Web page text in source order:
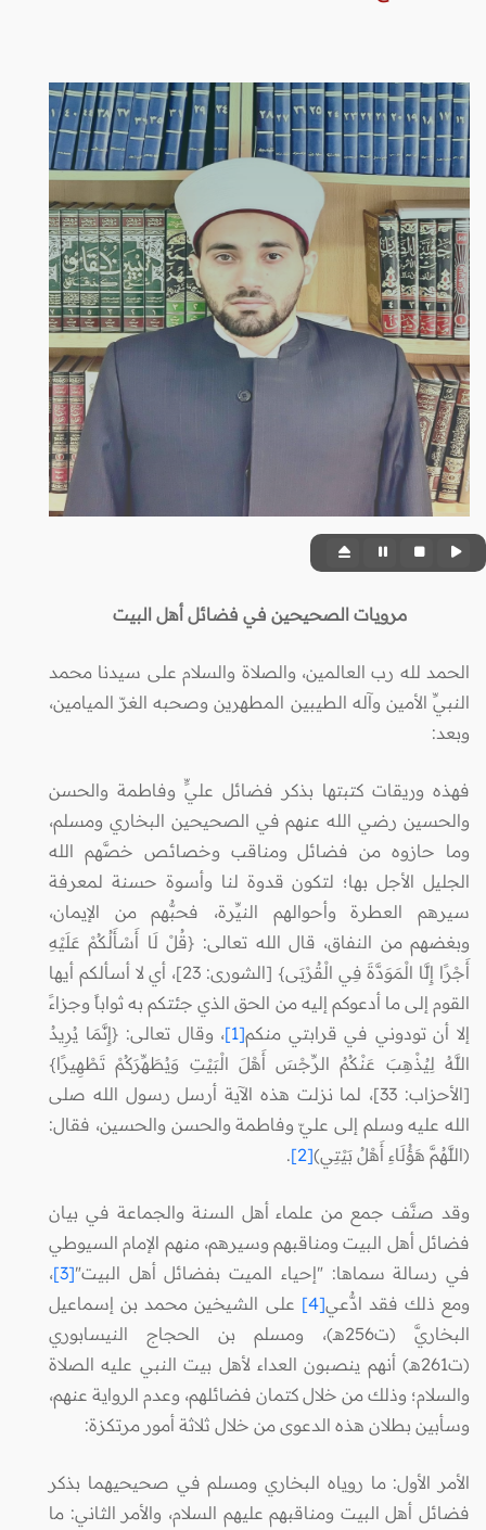
مرويات الصحيحين في فضائل أهل البيت
الحمد لله رب العالمين، والصلاة والسلام على سيدنا محمد
النبيِّ الأمين وآله الطيبين المطهرين وصحبه الغرّ الميامين،
وبعد:
فهذه وريقات كتبتها بذكر فضائل عليٍّ وفاطمة والحسن
والحسين رضي الله عنهم في الصحيحين البخاري ومسلم،
وما حازوه من فضائل ومناقب وخصائص خصَّهم الله
الجليل الأجل بها؛ لتكون قدوة لنا وأسوة حسنة لمعرفة
سيرهم العطرة وأحوالهم النيِّرة، فحبُّهم من الإيمان،
وبغضهم من النفاق، قال الله تعالى: {قُلْ لَا أَسْأَلُكُمْ عَلَيْهِ
أَجْرًا إِلَّا الْمَوَدَّةَ فِي الْقُرْبَى} [الشورى: 23]، أي لا أسألكم أيها
القوم إلى ما أدعوكم إليه من الحق الذي جئتكم به ثواباً وجزاءً
إلا أن تودوني في قرابتي منكم[1]
، وقال تعالى: {إِنَّمَا يُرِيدُ
اللَّهُ لِيُذْهِبَ عَنْكُمُ الرِّجْسَ أَهْلَ الْبَيْتِ وَيُطَهِّرَكُمْ تَطْهِيرًا}
[الأحزاب: 33]، لما نزلت هذه الآية أرسل رسول الله صلى
الله عليه وسلم إلى عليّ وفاطمة والحسن والحسين، فقال:
(اللَّهُمَّ هَؤُلَاءِ أَهْلُ بَيْتِي)[2]
.
وقد صنَّف جمع من علماء أهل السنة والجماعة في بيان
فضائل أهل البيت ومناقبهم وسيرهم، منهم الإمام السيوطي
في رسالة سماها: "إحياء الميت بفضائل أهل البيت"[3]
،
ومع ذلك فقد ادُّعي[4]
على الشيخين محمد بن إسماعيل
البخاريَّ (ت256هـ)، ومسلم بن الحجاج النيسابوري
(ت261هـ) أنهم ينصبون العداء لأهل بيت النبي عليه الصلاة
والسلام؛ وذلك من خلال كتمان فضائلهم، وعدم الرواية عنهم،
وسأبين بطلان هذه الدعوى من خلال ثلاثة أمور مرتكزة:
الأمر الأول: ما روياه البخاري ومسلم في صحيحيهما بذكر
فضائل أهل البيت ومناقبهم عليهم السلام، والأمر الثاني: ما